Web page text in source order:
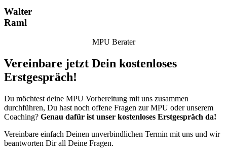
Walter
Raml
MPU Berater
Vereinbare jetzt Dein kostenloses
Erstgespräch!
Du möchtest deine MPU Vorbereitung mit uns zusammen
durchführen, Du hast noch offene Fragen zur MPU oder unserem
Coaching? Genau dafür ist unser kostenloses Erstgespräch da!
Vereinbare einfach Deinen unverbindlichen Termin mit uns und wir
beantworten Dir all Deine Fragen.